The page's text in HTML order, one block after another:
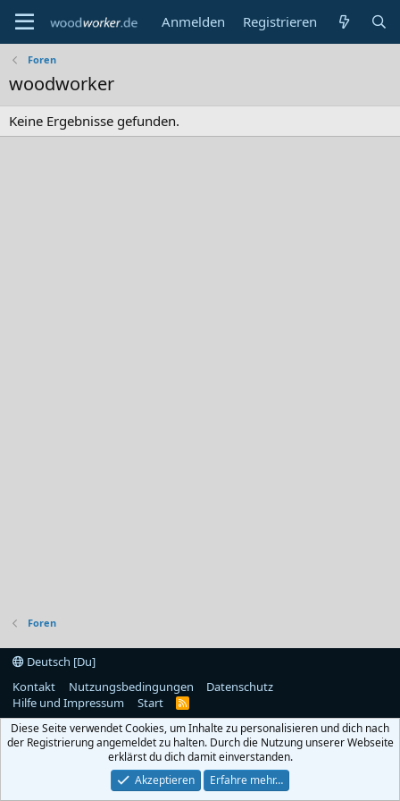
Anmelden Registrieren
Foren
woodworker
Keine Ergebnisse gefunden.
Foren
Deutsch [Du]
Kontakt
Nutzungsbedingungen
Datenschutz
Hilfe und Impressum
Start
R
S
Diese Seite verwendet Cookies, um Inhalte zu personalisieren und dich nach
der Registrierung angemeldet zu halten. Durch die Nutzung unserer Webseite
erklärst du dich damit einverstanden.
Akzeptieren
Erfahre mehr…